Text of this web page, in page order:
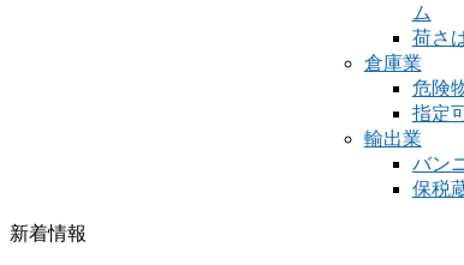
ム
荷さ
倉庫業
危険
指定
輸出業
バン
保税
新着情報